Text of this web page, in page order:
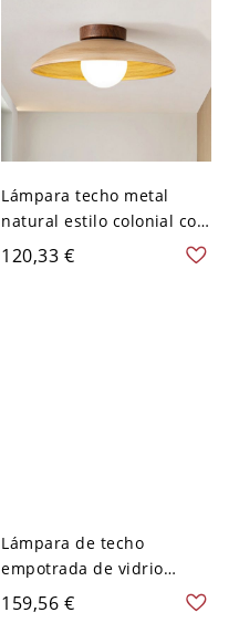
Lámpara techo metal
natural estilo colonial con
pantalla vidrio blanco 1
luz bi-pin - 110 A 120 V
120,33 €
Lámpara de techo
empotrada de vidrio
blanco con estilo moderno
en material de resina (1
159,56 €